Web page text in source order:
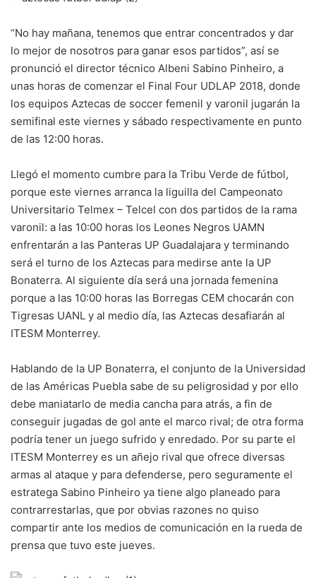
“No hay mañana, tenemos que entrar concentrados y dar
lo mejor de nosotros para ganar esos partidos”, así se
pronunció el director técnico Albeni Sabino Pinheiro, a
unas horas de comenzar el Final Four UDLAP 2018, donde
los equipos Aztecas de soccer femenil y varonil jugarán la
semifinal este viernes y sábado respectivamente en punto
de las 12:00 horas.
Llegó el momento cumbre para la Tribu Verde de fútbol,
porque este viernes arranca la liguilla del Campeonato
Universitario Telmex – Telcel con dos partidos de la rama
varonil: a las 10:00 horas los Leones Negros UAMN
enfrentarán a las Panteras UP Guadalajara y terminando
será el turno de los Aztecas para medirse ante la UP
Bonaterra. Al siguiente día será una jornada femenina
porque a las 10:00 horas las Borregas CEM chocarán con
Tigresas UANL y al medio día, las Aztecas desafiarán al
ITESM Monterrey.
Hablando de la UP Bonaterra, el conjunto de la Universidad
de las Américas Puebla sabe de su peligrosidad y por ello
debe maniatarlo de media cancha para atrás, a fin de
conseguir jugadas de gol ante el marco rival; de otra forma
podría tener un juego sufrido y enredado. Por su parte el
ITESM Monterrey es un añejo rival que ofrece diversas
armas al ataque y para defenderse, pero seguramente el
estratega Sabino Pinheiro ya tiene algo planeado para
contrarrestarlas, que por obvias razones no quiso
compartir ante los medios de comunicación en la rueda de
prensa que tuvo este jueves.